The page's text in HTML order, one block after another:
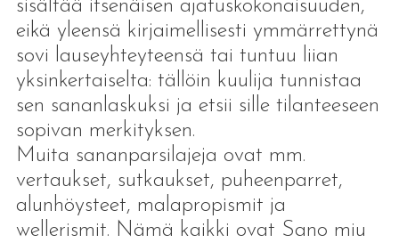
sisältää itsenäisen ajatuskokonaisuuden,
eikä yleensä kirjaimellisesti ymmärrettynä
sovi lauseyhteyteensä tai tuntuu liian
yksinkertaiselta: tällöin kuulija tunnistaa
sen sananlaskuksi ja etsii sille tilanteeseen
sopivan merkityksen.
Muita sananparsilajeja ovat mm.
vertaukset, sutkaukset, puheenparret,
alunhöysteet, malapropismit ja
wellerismit. Nämä kaikki ovat Sano miu